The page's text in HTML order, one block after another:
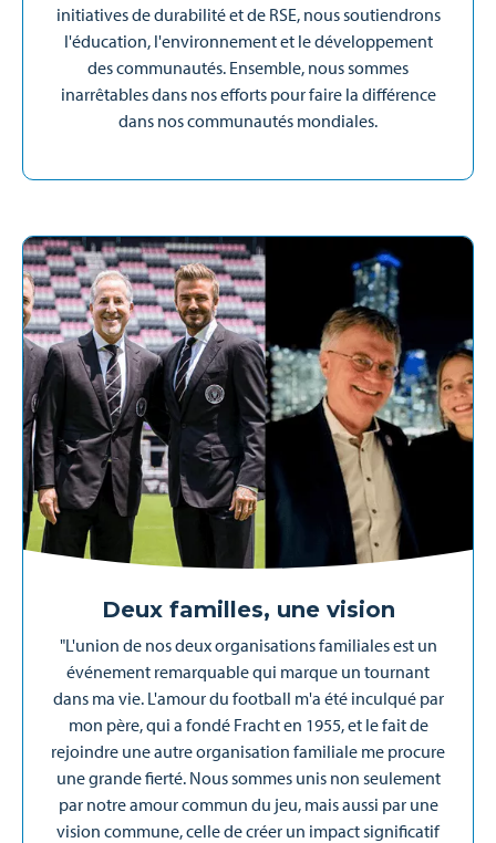
initiatives de durabilité et de RSE, nous soutiendrons
l'éducation, l'environnement et le développement
des communautés. Ensemble, nous sommes
inarrêtables dans nos efforts pour faire la différence
dans nos communautés mondiales.
Deux familles, une vision
"L'union de nos deux organisations familiales est un
événement remarquable qui marque un tournant
dans ma vie. L'amour du football m'a été inculqué par
mon père, qui a fondé Fracht en 1955, et le fait de
rejoindre une autre organisation familiale me procure
une grande fierté. Nous sommes unis non seulement
par notre amour commun du jeu, mais aussi par une
vision commune, celle de créer un impact significatif